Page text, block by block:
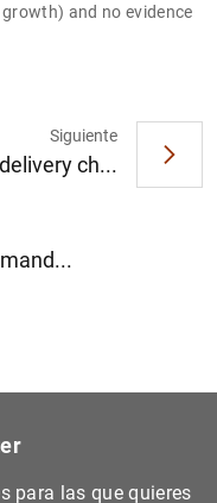
and no evidence
Siguiente
ch...
para las que quieres